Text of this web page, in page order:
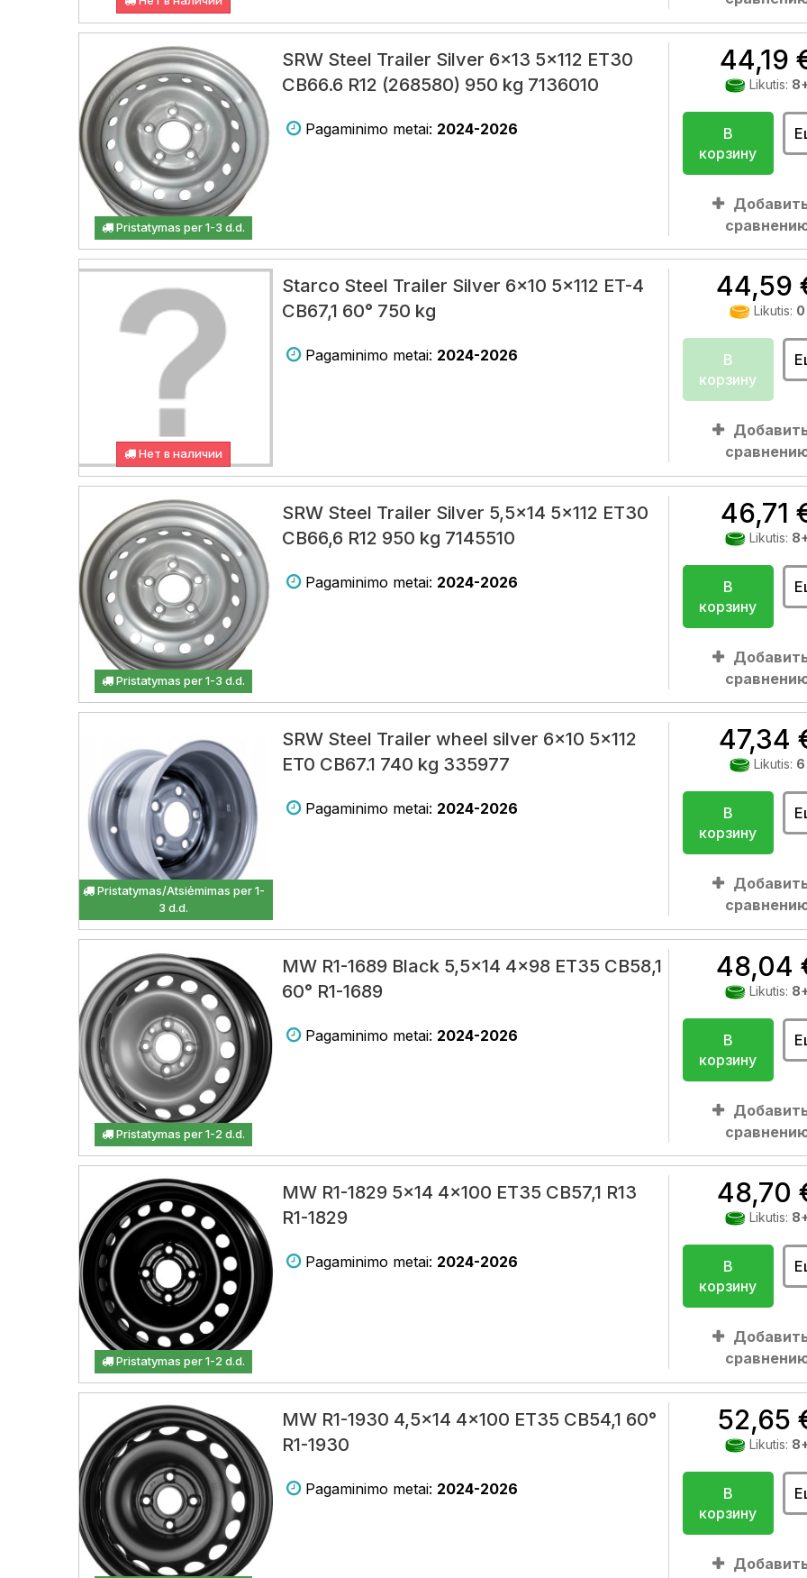
Pristatymas per 1-3 d.d.
SRW Steel Trailer Silver 6x13 5x112 ET30
CB66.6 R12 (268580) 950 kg 7136010
Pagaminimo metai: 2024-2026
44,19
Likutis:
В
корзину
Нет в наличии
Starco Steel Trailer Silver 6x10 5x112 ET-4
CB67,1 60° 750 kg
Pagaminimo metai: 2024-2026
44,59
Likutis: 0
В
корзину
Pristatymas per 1-3 d.d.
SRW Steel Trailer Silver 5,5x14 5x112 ET30
CB66,6 R12 950 kg 7145510
Pagaminimo metai: 2024-2026
46,71
Likutis:
В
корзину
Pristatymas/Atsiėmimas per 1-
3 d.d.
SRW Steel Trailer wheel silver 6x10 5x112
ET0 CB67.1 740 kg 335977
Pagaminimo metai: 2024-2026
47,34
Likutis: 6
В
корзину
Pristatymas per 1-2 d.d.
MW R1-1689 Black 5,5x14 4x98 ET35 CB58,1
60° R1-1689
Pagaminimo metai: 2024-2026
48,04
Likutis:
В
корзину
Pristatymas per 1-2 d.d.
MW R1-1829 5x14 4x100 ET35 CB57,1 R13
R1-1829
Pagaminimo metai: 2024-2026
48,70
Likutis:
В
корзину
MW R1-1930 4,5x14 4x100 ET35 CB54,1 60°
R1-1930
Pagaminimo metai: 2024-2026
52,65
Likutis:
В
корзину